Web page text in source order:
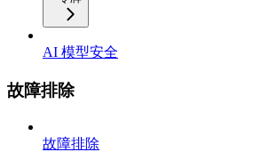
AI 模型安全
故障排除
故障排除